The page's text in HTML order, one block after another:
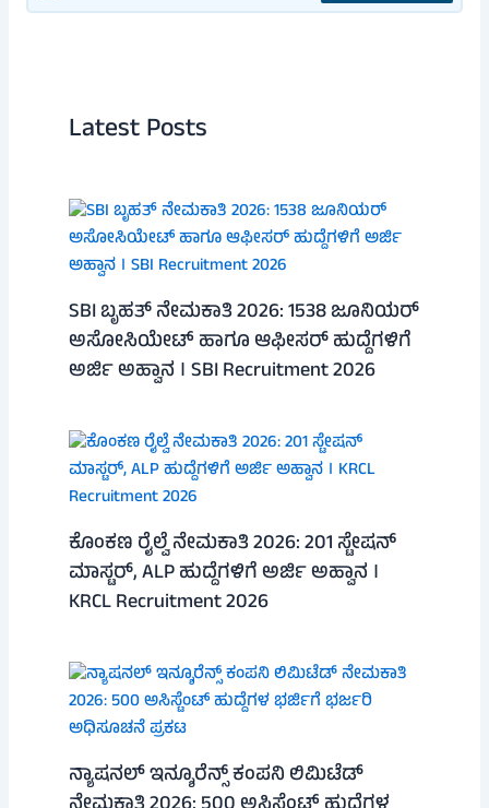
Latest Posts
SBI ಬೃಹತ್ ನೇಮಕಾತಿ 2026: 1538 ಜೂನಿಯರ್
ಅಸೋಸಿಯೇಟ್ ಹಾಗೂ ಆಫೀಸರ್ ಹುದ್ದೆಗಳಿಗೆ
ಅರ್ಜಿ ಅಹ್ವಾನ । SBI Recruitment 2026
ಕೊಂಕಣ ರೈಲ್ವೆ ನೇಮಕಾತಿ 2026: 201 ಸ್ಟೇಷನ್
ಮಾಸ್ಟರ್, ALP ಹುದ್ದೆಗಳಿಗೆ ಅರ್ಜಿ ಅಹ್ವಾನ ।
KRCL Recruitment 2026
ನ್ಯಾಷನಲ್ ಇನ್ಶೂರೆನ್ಸ್ ಕಂಪನಿ ಲಿಮಿಟೆಡ್